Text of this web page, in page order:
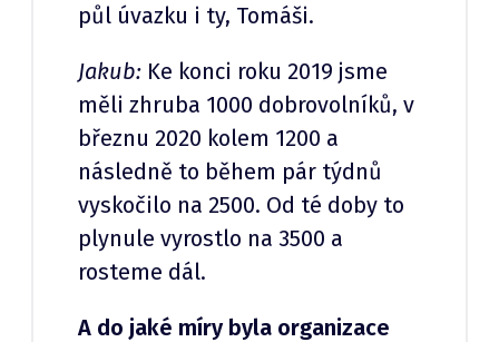
půl úvazku i ty, Tomáši.
Jakub: Ke konci roku 2019 jsme
měli zhruba 1000 dobrovolníků, v
březnu 2020 kolem 1200 a
následně to během pár týdnů
vyskočilo na 2500. Od té doby to
plynule vyrostlo na 3500 a
rosteme dál.
A do jaké míry byla organizace